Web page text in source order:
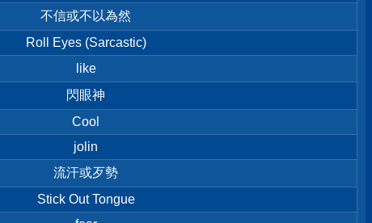
不信或不以為然
Roll Eyes (Sarcastic)
like
閃眼神
Cool
jolin
流汗或歹勢
Stick Out Tongue